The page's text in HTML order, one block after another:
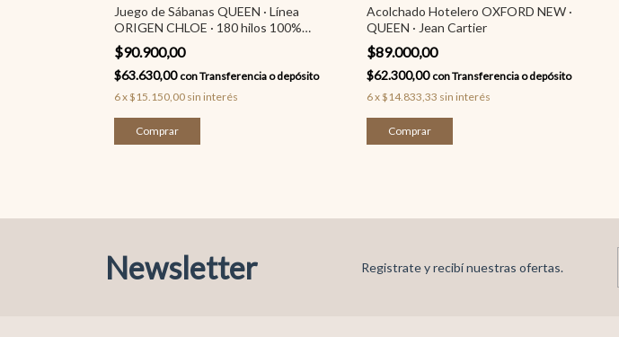
Juego de Sábanas QUEEN · Línea
ORIGEN CHLOE · 180 hilos 100%
algodón · Alcoyana
$90.900,00
$63.630,00 conTransferencia o depósito
6x$15.150,00 sin interés
Comprar
Acolchado Hotelero OXFORD NEW ·
QUEEN · Jean Cartier
$89.000,00
$62.300,00 conTransferencia o depósito
6x$14.833,33 sin interés
Comprar
Newsletter Registrate y recibí nuestras ofertas.